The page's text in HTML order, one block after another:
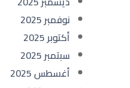
نوفمبر 2025
أكتوبر 2025
سبتمبر 2025
أغسطس 2025